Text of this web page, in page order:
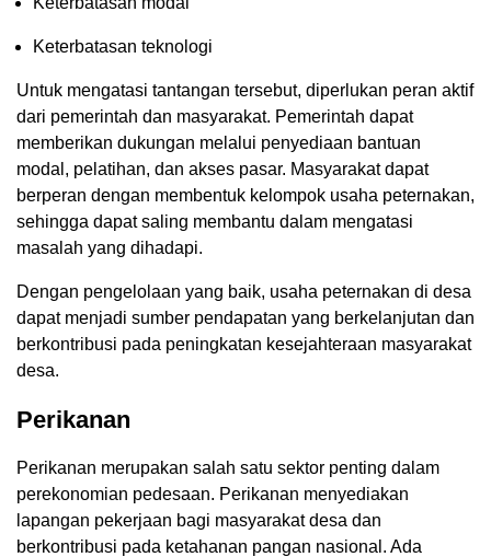
Keterbatasan teknologi
Untuk mengatasi tantangan tersebut, diperlukan peran aktif
dari pemerintah dan masyarakat. Pemerintah dapat
memberikan dukungan melalui penyediaan bantuan
modal, pelatihan, dan akses pasar. Masyarakat dapat
berperan dengan membentuk kelompok usaha peternakan,
sehingga dapat saling membantu dalam mengatasi
masalah yang dihadapi.
Dengan pengelolaan yang baik, usaha peternakan di desa
dapat menjadi sumber pendapatan yang berkelanjutan dan
berkontribusi pada peningkatan kesejahteraan masyarakat
desa.
Perikanan
Perikanan merupakan salah satu sektor penting dalam
perekonomian pedesaan. Perikanan menyediakan
lapangan pekerjaan bagi masyarakat desa dan
berkontribusi pada ketahanan pangan nasional. Ada